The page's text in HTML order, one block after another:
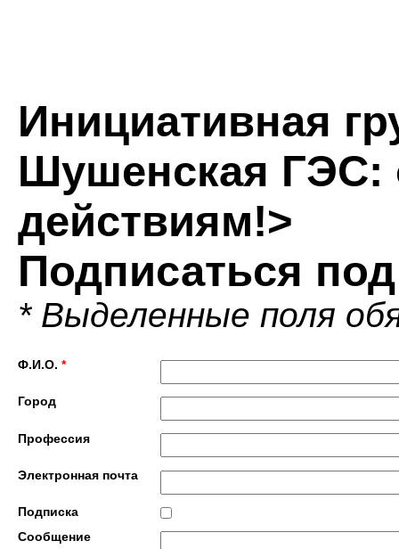
Инициативная
Шушенская ГЭС:
действиям!>
Подписаться
* Выделенные поля
Ф.И.О. *
Город
Профессия
Электронная почта
Подписка
Сообщение